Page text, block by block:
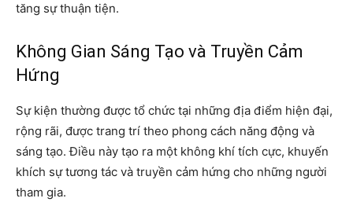
tăng sự thuận tiện.
Không Gian Sáng Tạo và Truyền Cảm
Hứng
Sự kiện thường được tổ chức tại những địa điểm hiện đại,
rộng rãi, được trang trí theo phong cách năng động và
sáng tạo. Điều này tạo ra một không khí tích cực, khuyến
khích sự tương tác và truyền cảm hứng cho những người
tham gia.